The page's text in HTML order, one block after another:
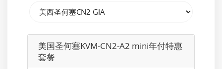
美国圣何塞KVM-CN2-A2 mini年付特惠
套餐